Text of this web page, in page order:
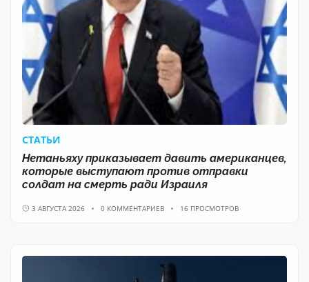
CТАТЬИ
Нетаньяху приказывает давить американцев,
которые выступают против отправки
солдат на смерть ради Израиля
3 АВГУСТА 2026 0 КОММЕНТАРИЕВ 16 ПРОСМОТРОВ